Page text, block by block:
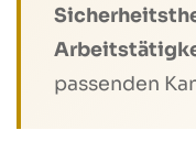
passenden